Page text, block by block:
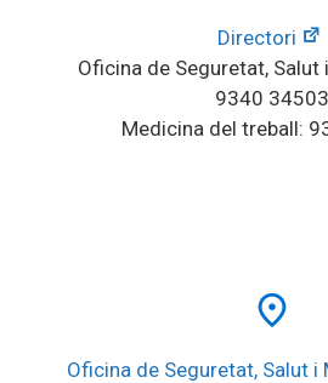
Directori
Oficina de Seguretat, Salut
9340 34503
Medicina del treball:
place
Oficina de Seguretat, Salut i